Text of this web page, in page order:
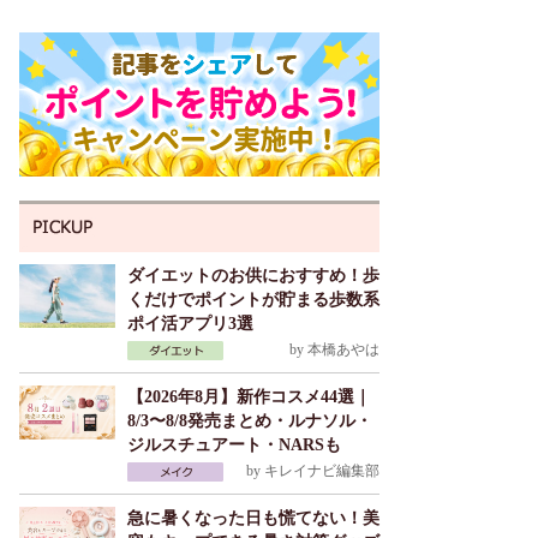
ダイエットのお供におすすめ！歩
くだけでポイントが貯まる歩数系
ポイ活アプリ3選
by 本橋あやは
【2026年8月】新作コスメ44選｜
8/3〜8/8発売まとめ・ルナソル・
ジルスチュアート・NARSも
by キレイナビ編集部
急に暑くなった日も慌てない！美